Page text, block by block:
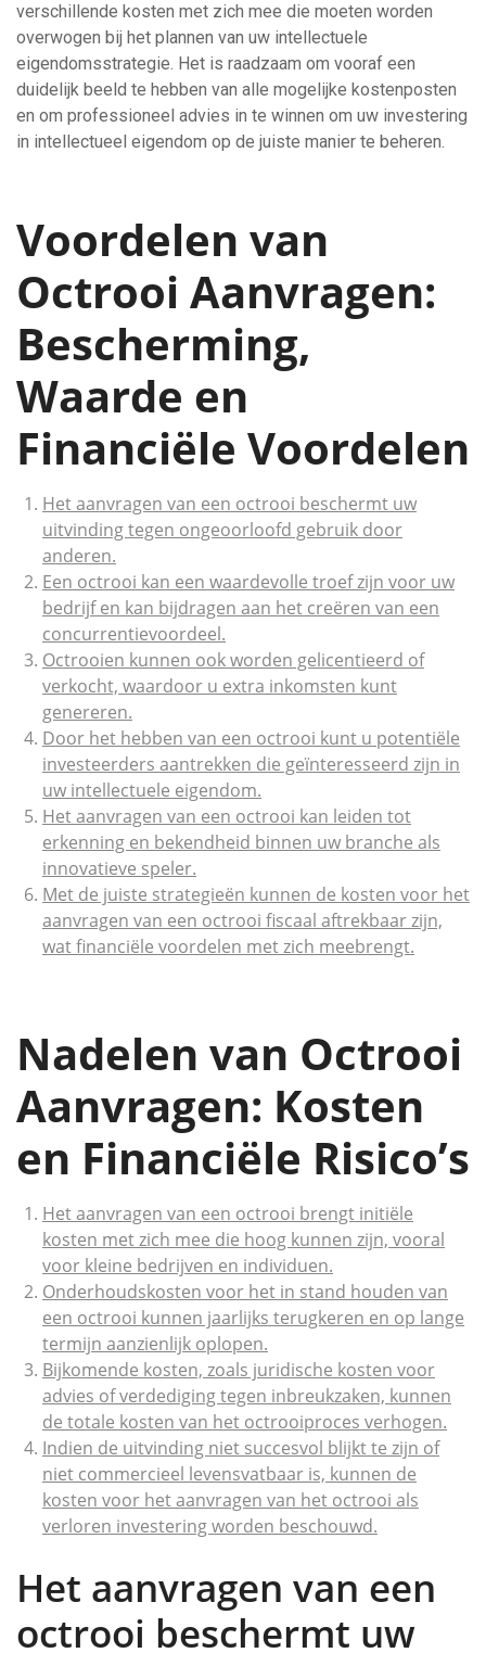
verschillende kosten met zich mee die moeten worden
overwogen bij het plannen van uw intellectuele
eigendomsstrategie. Het is raadzaam om vooraf een
duidelijk beeld te hebben van alle mogelijke kostenposten
en om professioneel advies in te winnen om uw investering
in intellectueel eigendom op de juiste manier te beheren.
Voordelen van
Octrooi Aanvragen:
Bescherming,
Waarde en
Financiële Voordelen
Het aanvragen van een octrooi beschermt uw
uitvinding tegen ongeoorloofd gebruik door
anderen.
Een octrooi kan een waardevolle troef zijn voor uw
bedrijf en kan bijdragen aan het creëren van een
concurrentievoordeel.
Octrooien kunnen ook worden gelicentieerd of
verkocht, waardoor u extra inkomsten kunt
genereren.
Door het hebben van een octrooi kunt u potentiële
investeerders aantrekken die geïnteresseerd zijn in
uw intellectuele eigendom.
Het aanvragen van een octrooi kan leiden tot
erkenning en bekendheid binnen uw branche als
innovatieve speler.
Met de juiste strategieën kunnen de kosten voor het
aanvragen van een octrooi fiscaal aftrekbaar zijn,
wat financiële voordelen met zich meebrengt.
Nadelen van Octrooi
Aanvragen: Kosten
en Financiële Risico’s
Het aanvragen van een octrooi brengt initiële
kosten met zich mee die hoog kunnen zijn, vooral
voor kleine bedrijven en individuen.
Onderhoudskosten voor het in stand houden van
een octrooi kunnen jaarlijks terugkeren en op lange
termijn aanzienlijk oplopen.
Bijkomende kosten, zoals juridische kosten voor
advies of verdediging tegen inbreukzaken, kunnen
de totale kosten van het octrooiproces verhogen.
Indien de uitvinding niet succesvol blijkt te zijn of
niet commercieel levensvatbaar is, kunnen de
kosten voor het aanvragen van het octrooi als
verloren investering worden beschouwd.
Het aanvragen van een
octrooi beschermt uw